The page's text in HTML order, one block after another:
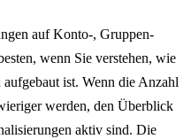
auf Konto-, Gruppen-
wenn Sie verstehen, wie
ist. Wenn die Anzahl
werden, den Überblick
aktiv sind. Die